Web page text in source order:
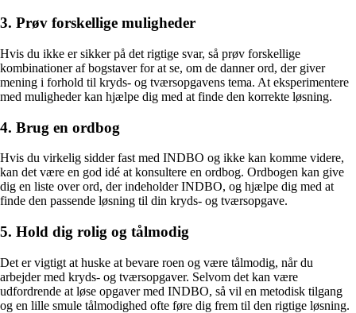
3. Prøv forskellige muligheder
Hvis du ikke er sikker på det rigtige svar, så prøv forskellige
kombinationer af bogstaver for at se, om de danner ord, der giver
mening i forhold til kryds- og tværsopgavens tema. At eksperimentere
med muligheder kan hjælpe dig med at finde den korrekte løsning.
4. Brug en ordbog
Hvis du virkelig sidder fast med INDBO og ikke kan komme videre,
kan det være en god idé at konsultere en ordbog. Ordbogen kan give
dig en liste over ord, der indeholder INDBO, og hjælpe dig med at
finde den passende løsning til din kryds- og tværsopgave.
5. Hold dig rolig og tålmodig
Det er vigtigt at huske at bevare roen og være tålmodig, når du
arbejder med kryds- og tværsopgaver. Selvom det kan være
udfordrende at løse opgaver med INDBO, så vil en metodisk tilgang
og en lille smule tålmodighed ofte føre dig frem til den rigtige løsning.